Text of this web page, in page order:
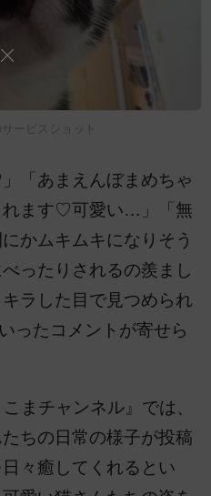
ービスショット
「あまえんぼまめちゃ
れます♡可愛い…」「無
かムキムキになりそう
ったりされるの羨まし
ラした目で見つめられ
ったコメントが寄せら
まチャンネル』では、
ちの日常の様子が投稿
々癒してくれるとい